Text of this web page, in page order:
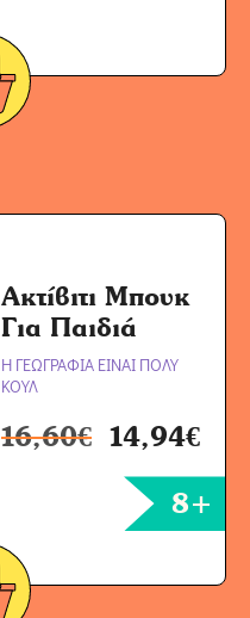
Ακτίβιτι Μπουκ
Για Παιδιά
Η ΓΕΩΓΡΑΦΙΑ ΕΙΝΑΙ ΠΟΛΥ
ΚΟΥΛ
16,60€ 14,94€
8+